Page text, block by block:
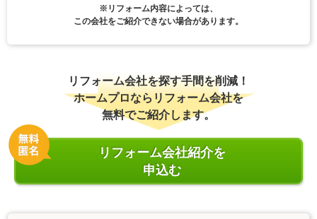
※リフォーム内容によっては、
この会社をご紹介できない場合があります。
リフォーム会社を探す手間を削減！
ホームプロならリフォーム会社を
無料でご紹介します。
リフォーム会社紹介を
申込む